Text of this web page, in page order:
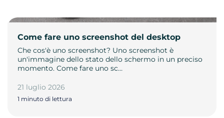
Come fare uno screenshot del desktop
Che cos'è uno screenshot? Uno screenshot è
un'immagine dello stato dello schermo in un preciso
momento. Come fare uno sc…
21 luglio 2026
1 minuto di lettura